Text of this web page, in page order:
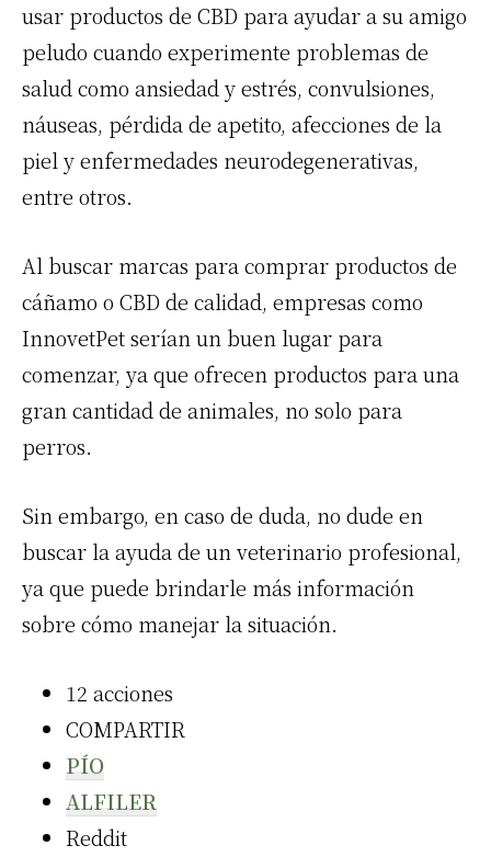
usar productos de CBD para ayudar a su amigo
peludo cuando experimente problemas de
salud como ansiedad y estrés, convulsiones,
náuseas, pérdida de apetito, afecciones de la
piel y enfermedades neurodegenerativas,
entre otros.
Al buscar marcas para comprar productos de
cáñamo o CBD de calidad, empresas como
InnovetPetserían un buen lugar para
comenzar, ya que ofrecen productos para una
gran cantidad de animales, no solo para
perros.
Sin embargo, en caso de duda, no dude en
buscar la ayuda de un veterinario profesional,
ya que puede brindarle más información
sobre cómo manejar la situación.
12 acciones
COMPARTIR
PÍO
ALFILER
Reddit